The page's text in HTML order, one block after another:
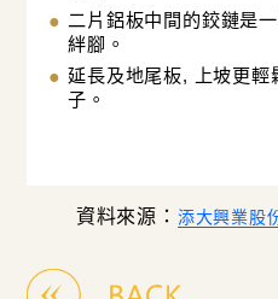
二片鋁板中間的鉸鏈是
絆腳。
延長及地尾板, 上坡更輕
子。
資料來源： 添大興業股